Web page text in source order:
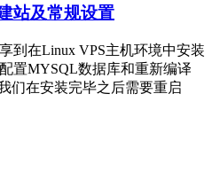
站及常规设置
到在Linux VPS主机环境中安装
置MYSQL数据库和重新编译
们在安装完毕之后需要重启